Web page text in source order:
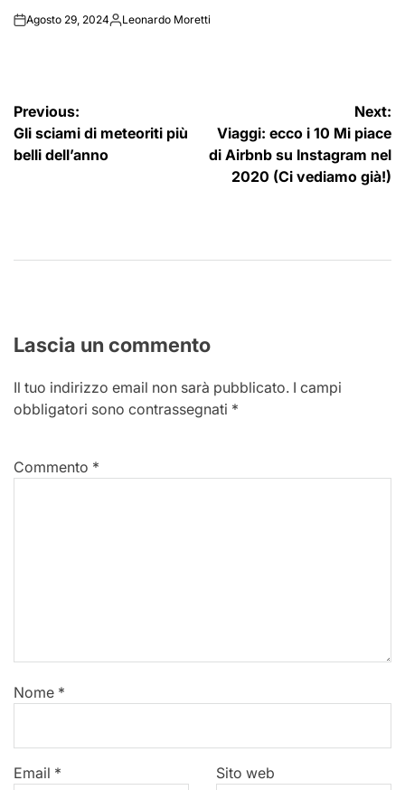
onAgosto 29, 2024Posted
Leonardo Moretti
Navigazione
articoli
Previous:
Gli sciami di meteoriti più
belli dell’anno
Next:
Viaggi: ecco i 10 Mi piace
di Airbnb su Instagram nel
2020 (Ci vediamo già!)
Lascia un commento
Il tuo indirizzo email non sarà pubblicato. I campi
obbligatori sono contrassegnati *
Commento *
Nome *
Email * Sito web